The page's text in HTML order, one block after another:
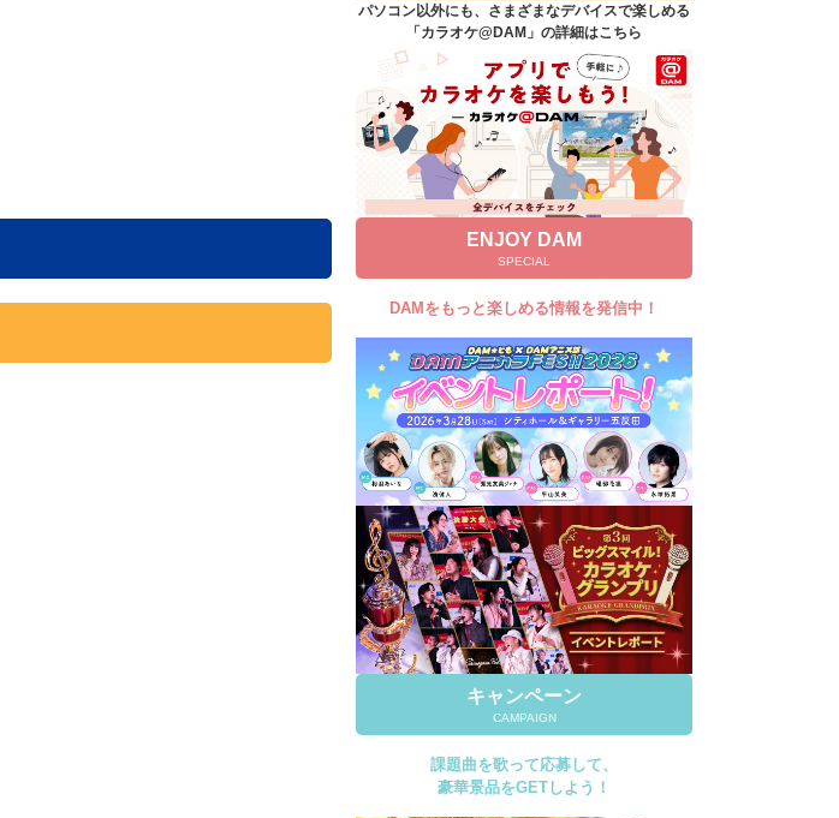
キャンペーン
よくあるご質問
DAMの新曲・ランキングなど
カラオケ最新情報をチェック！
自宅でカラオケ歌い放題！
家族や友達と一緒に！練習にも！
パソコン以外にも、さまざまなデバイスで楽しめる
「カラオケ@DAM」の詳細はこちら
ENJOY DAM
SPECIAL
DAMをもっと楽しめる情報を発信中！
キャンペーン
CAMPAIGN
課題曲を歌って応募して、
豪華景品をGETしよう！